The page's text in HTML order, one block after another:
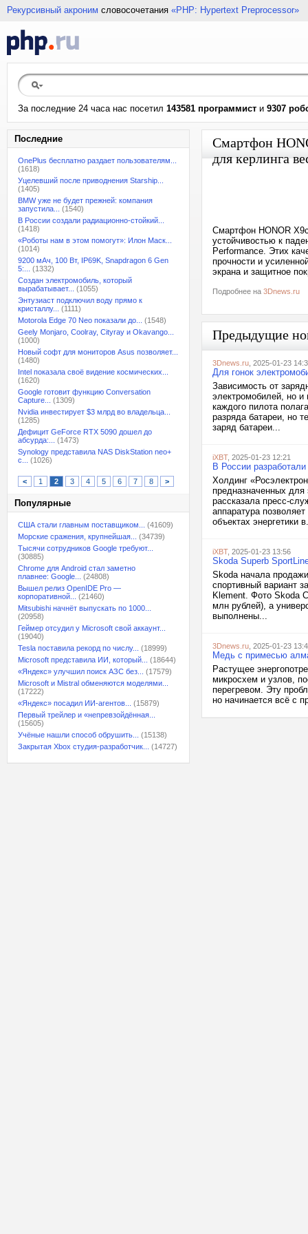
Рекурсивный акроним словосочетания «PHP: Hypertext Preprocessor»
За последние 24 часа нас посетил 143581 программист и 9307
Последние
OnePlus бесплатно раздает пользователям...
(1618)
Уцелевший после приводнения Starship...
(1405)
BMW уже не будет прежней: компания
запустила...
(1540)
В России создали радиационно-стойкий...
(1418)
«Роботы нам в этом помогут»: Илон Маск...
(1014)
9200 мАч, 100 Вт, IP69K, Snapdragon 6 Gen
5:...
(1332)
Создан электромобиль, который
вырабатывает...
(1055)
Энтузиаст подключил воду прямо к
кристаллу...
(1111)
Motorola Edge 70 Neo показали до...
(1548)
Geely Monjaro, Coolray, Cityray и Okavango...
(1000)
Новый софт для мониторов Asus позволяет...
(1480)
Intel показала своё видение космических...
(1620)
Google готовит функцию Conversation
Capture...
(1309)
Nvidia инвестирует $3 млрд во владельца...
(1285)
Дефицит GeForce RTX 5090 дошел до
абсурда:...
(1473)
Synology представила NAS DiskStation neo+
с...
(1026)
< 1 2 3 4 5 6 7 8 >
Популярные
США стали главным поставщиком...
(41609)
Морские сражения, крупнейшая...
(34739)
Тысячи сотрудников Google требуют...
(30885)
Chrome для Android стал заметно
плавнее: Google...
(24808)
Вышел релиз OpenIDE Pro —
корпоративной...
(21460)
Mitsubishi начнёт выпускать по 1000...
(20958)
Геймер отсудил у Microsoft свой аккаунт...
(19040)
Tesla поставила рекорд по числу...
(18999)
Microsoft представила ИИ, который...
(18644)
«Яндекс» улучшил поиск АЗС без...
(17579)
Microsoft и Mistral обменяются моделями...
(17222)
«Яндекс» посадил ИИ-агентов...
(15879)
Первый трейлер и «непревзойдённая...
(15605)
Учёные нашли способ обрушить...
(15138)
Закрытая Xbox студия-разработчик...
(14727)
Смартфон
для керлинга
Смартфон HONOR
устойчивостью к
Performance. Этих
прочности и
экрана и защитное
Подробнее на 3Dnews.ru
Предыдущие
3Dnews.ru , 2025-01-23
Для гонок
Зависимость от
электромобилей, но и
каждого пилота
разряда батареи, но
заряд батареи...
iXBT, 2025-01-23 12:21
В России
Холдинг
предназначенных для
рассказала пресс-
аппаратура
объектах энергетики
iXBT, 2025-01-23 13:56
Skoda Superb
Skoda начала
спортивный вариант
Klement. Фото Skoda
млн рублей), а
выполнены...
3Dnews.ru , 2025-01-23
Медь с примесью
Растущее
микросхем и узлов,
перегревом. Эту
но начинается всё с